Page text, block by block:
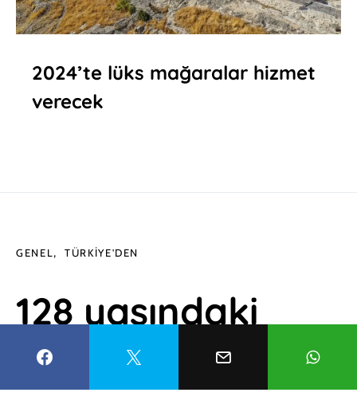
2024’te lüks mağaralar hizmet
verecek
GENEL TÜRKIYE'DEN
128 yaşındaki
tarihi kütüphane